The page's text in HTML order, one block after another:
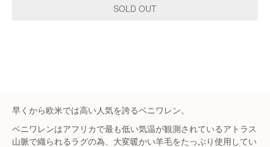
早くから欧米では高い人気を誇るベニワレン。
ベニワレンはアフリカで最も低い気温が観測されているアトラス
山脈で織られるラグの為、大変暖かい羊毛をたっぷり使用してい